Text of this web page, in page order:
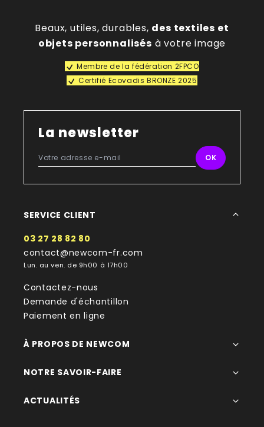
Beaux, utiles, durables, des textiles et
objets personnalisés à votre image
Membre de la fédération 2FPCO
Certifié Ecovadis BRONZE 2025
La newsletter
SERVICE CLIENT
03 27 28 82 80
contact@newcom-fr.com
Lun. au ven. de 9h00 à 17h00
Contactez-nous
Demande d'échantillon
Paiement en ligne
À PROPOS DE NEWCOM
NOTRE SAVOIR-FAIRE
ACTUALITÉS